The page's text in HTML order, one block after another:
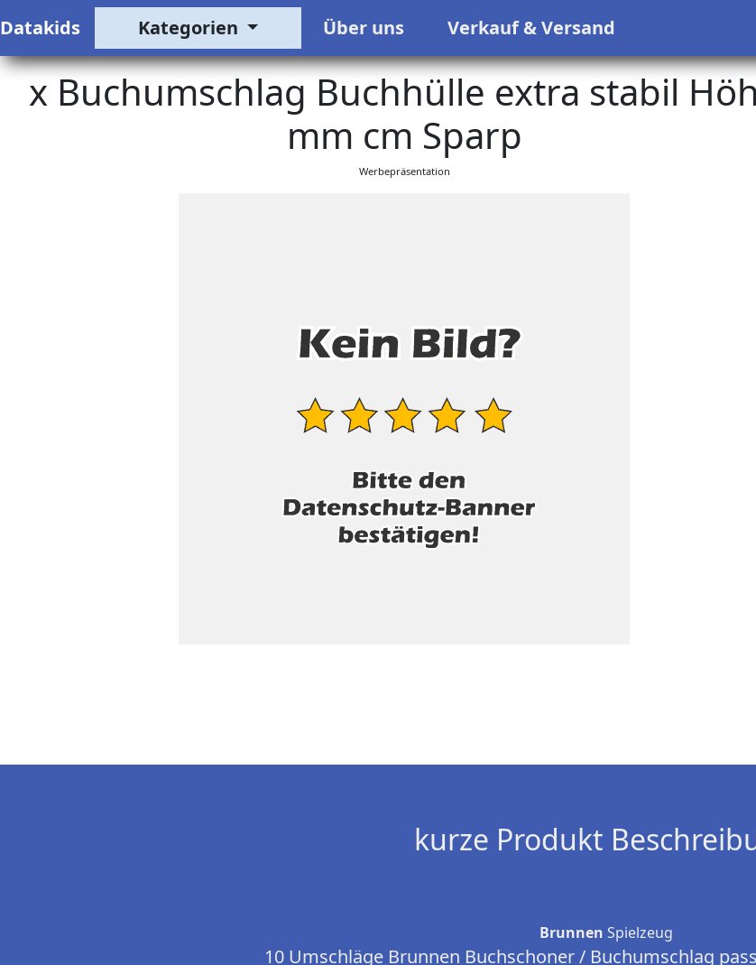
Datakids Kategorien Über uns Verkauf & Versand
x Buchumschlag Buchhülle extra stabil
mm cm Sparp
Werbepräsentation
kurze Produkt
Brunnen Spielzeug
10 Umschläge Brunnen Buchschoner / Buchumschlag